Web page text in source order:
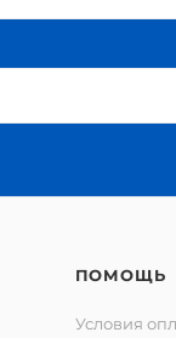
ПОМОЩЬ
Условия